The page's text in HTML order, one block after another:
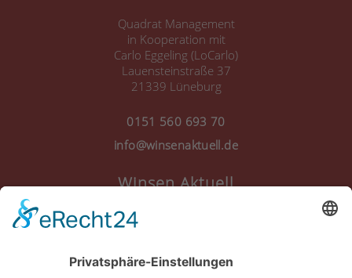
Quadrat Management
in Kooperation mit
Carlo Eggeling (LoCarlo)
Lauensteinstraße 37
21339 Lüneburg
0151 560 693 70
info@winsenaktuell.de
Winsen Aktuell